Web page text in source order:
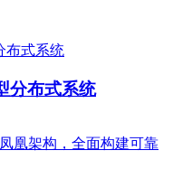
分布式系统